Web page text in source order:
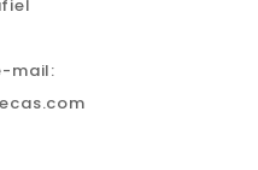
mail: